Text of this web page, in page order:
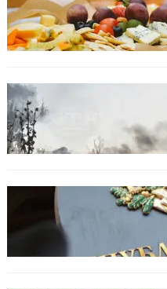
От август се
вноски за
Пожарите в
огнища за
БЪЛГАРИЯ
Кабинетът
спортната